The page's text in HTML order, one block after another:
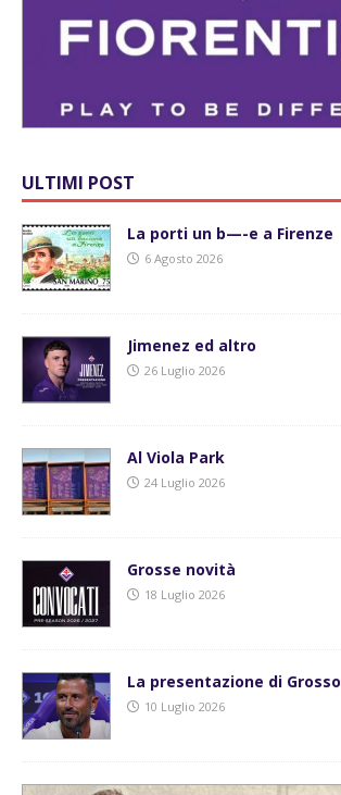
ULTIMI POST
La porti un b—-e a Firenze
6 Agosto 2026
Jimenez ed altro
26 Luglio 2026
Al Viola Park
24 Luglio 2026
Grosse novità
18 Luglio 2026
La presentazione di Grosso
10 Luglio 2026